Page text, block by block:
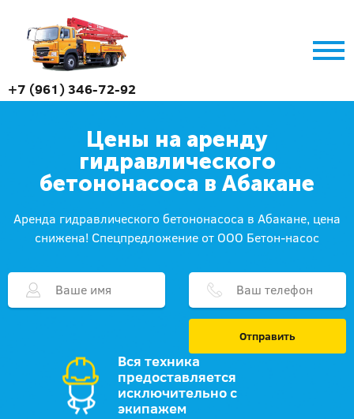
+7 (961) 346-72-92
Цены на аренду
гидравлического
бетононасоса в Абакане
Аренда гидравлического бетононасоса в Абакане, цена
снижена! Спецпредложение от ООО Бетон-насос
Отправить
Вся техника
предоставляется
исключительно с
экипажем